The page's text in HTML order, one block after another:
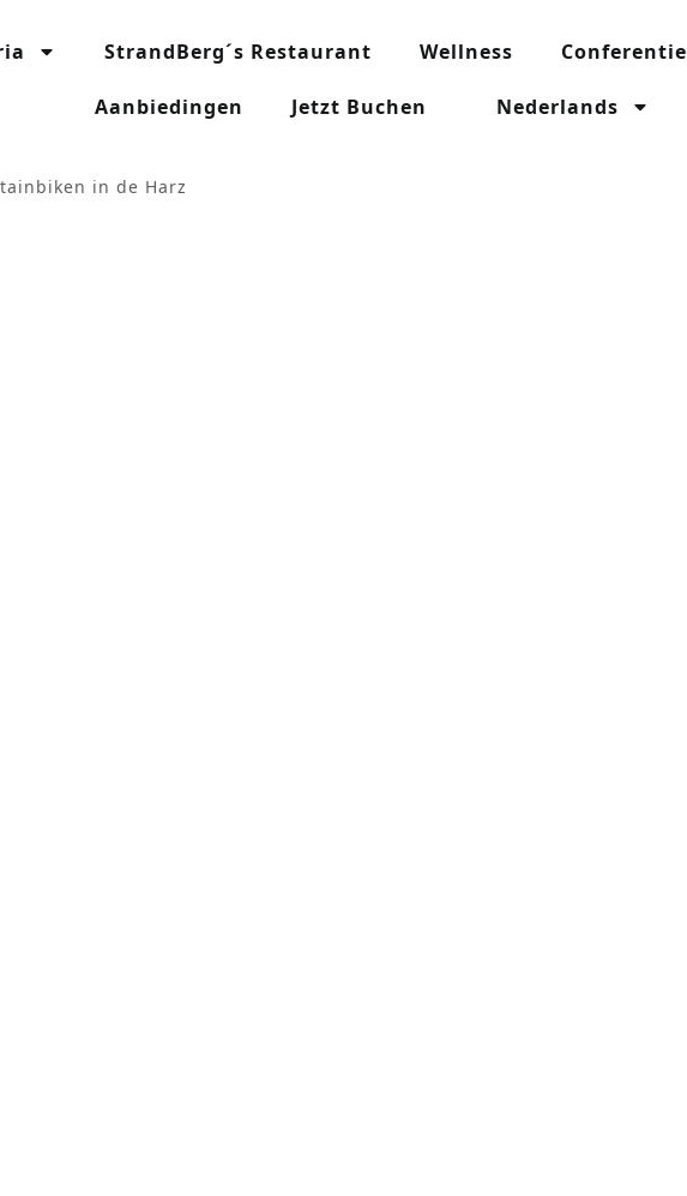
StrandBerg´s Restaurant Wellness Conferentie
Aanbiedingen Jetzt Buchen Nederlands
in de Harz